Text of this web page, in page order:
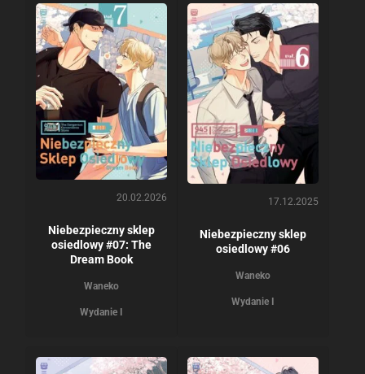
20.02.2026
Niebezpieczny sklep
osiedlowy #07: The
Dream Book
Waneko
Wydanie I
17.12.2025
Niebezpieczny sklep
osiedlowy #06
Waneko
Wydanie I